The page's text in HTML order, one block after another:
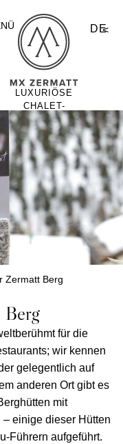
LUXURIÖSE
CHALET-
URLAUBE VON
MOUNTAIN
EXPOSURE
DE
Zermatt Berg
Berg
für die
wir kennen
gelegentlich auf
anderen Ort gibt es
mit
einige dieser Hütten
Führern aufgeführt.